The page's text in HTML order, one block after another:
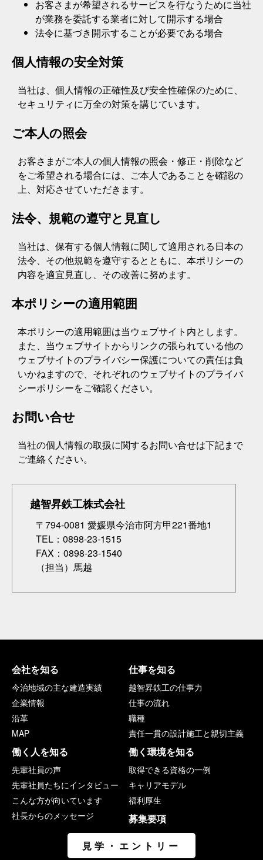
お客さまが希望されるサービスを行なうために当社
が業務を委託する業者に対して開示する場合
法令に基づき開示することが必要である場合
個人情報の安全対策
当社は、個人情報の正確性及び安全性確保のために、
セキュリティに万全の対策を講じています。
ご本人の照会
お客さまがご本人の個人情報の照会・修正・削除など
をご希望される場合には、ご本人であることを確認の
上、対応させていただきます。
法令、規範の遵守と見直し
当社は、保有する個人情報に関して適用される日本の
法令、その他規範を遵守するとともに、本ポリシーの
内容を適宜見直し、その改善に努めます。
本ポリシーの適用範囲
本ポリシーの適用範囲は当ウェブサイト内とします。
また、当ウェブサイトからリンクの張られている他の
ウェブサイトのプライバシー保護についての責任は負
いかねますので、それぞれのウェブサイトのプライバ
シーポリシーをご確認ください。
お問い合せ
当社の個人情報の取扱に関するお問い合せは下記まで
ご連絡ください。
越智昇鉄工株式会社
〒794-0081 愛媛県今治市阿方甲221番地1
TEL：0898-23-1515
FAX：0898-23-1540
（担当）馬越
会社を知る
今治地域の主な建造実績
企業情報
沿革
MAP
仕事を知る
越智昇鉄工の仕事力
仕事の流れ
職種
責任一貫の設計施工と親切主義
働く人を知る
先輩社員の声
先輩社員たちにインタビュー
こんな方が向いています
社長からのメッセージ
働く環境を知る
取得できる資格の一例
キャリアモデル
福利厚生
募集要項
見学・エントリー